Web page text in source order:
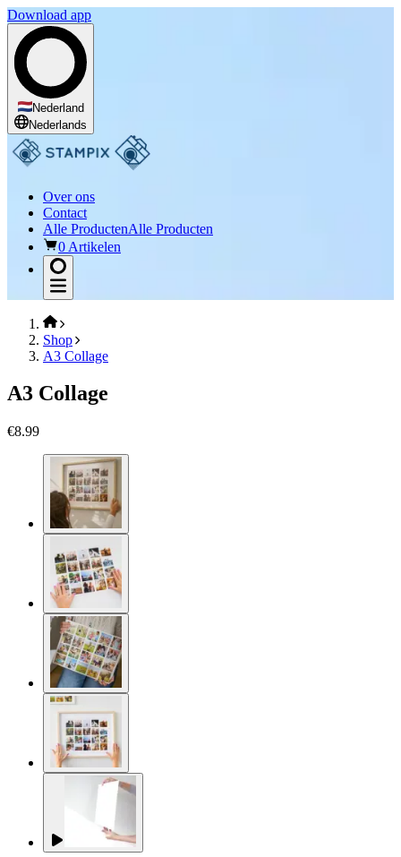
Download app
Nederland
Nederlands
Over ons
Contact
Alle ProductenAlle Producten
0 Artikelen
Shop
A3 Collage
A3 Collage
€8.99